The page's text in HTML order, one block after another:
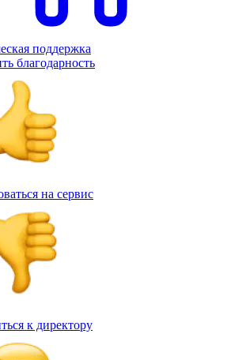
поддержка
благодарность
на сервис
к директору